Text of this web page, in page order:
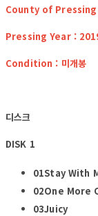
County of Pressing
Pressing Year :
Condition : 미개봉
디스크
DISK 1
01Stay With
02One More
03Juicy